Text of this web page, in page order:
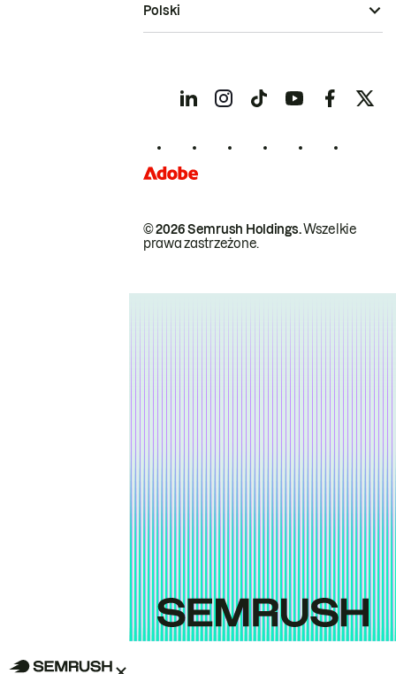
© 2026 Semrush Holdings.Wszelkie
prawa zastrzeżone.
Polski